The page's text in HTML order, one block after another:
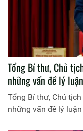
Tổng Bí thư, Chủ
những vấn đề lý
Tổng Bí thư, Chủ
những vấn đề lý